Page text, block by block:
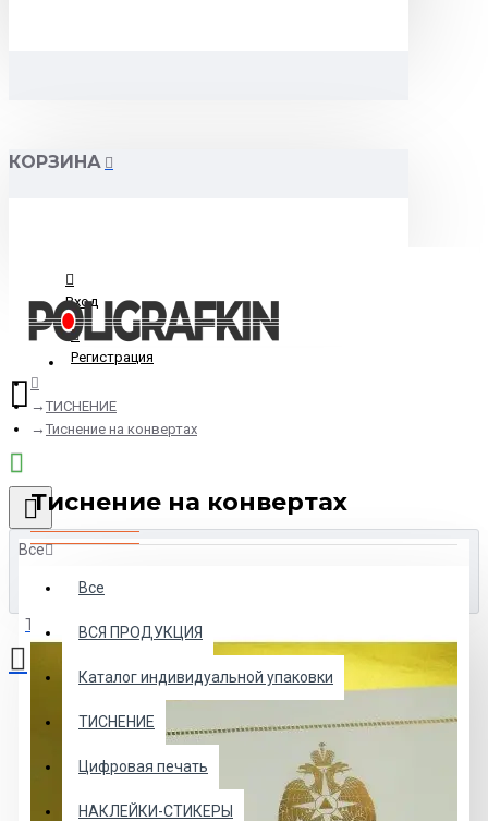
КОРЗИНА
Вход
Регистрация
Все
Все
ВСЯ ПРОДУКЦИЯ
Каталог индивидуальной упаковки
ТИСНЕНИЕ
Цифровая печать
НАКЛЕЙКИ-СТИКЕРЫ
Товаров: 0 (0.00р.)
ТИСНЕНИЕ
Тиснение на конвертах
Тиснение на конвертах